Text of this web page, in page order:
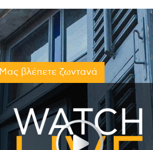
Μας βλέπετε ζωντανά